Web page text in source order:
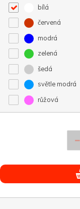
bílá
červená
modrá
zelená
šedá
světle modrá
růžová